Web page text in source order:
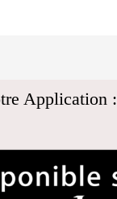
Application :